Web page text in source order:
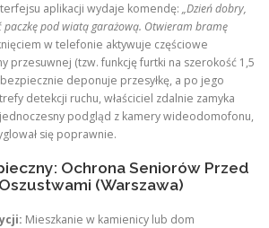
aplikacji wydaje komendę: „Dzień dobry,
paczkę pod wiatą garażową. Otwieram bramę
w telefonie aktywuje częściowe
przesuwnej (tzw. funkcję furtki na szerokość 1,5
deponuje przesyłkę, a po jego
detekcji ruchu, właściciel zdalnie zamyka
podgląd z kamery wideodomofonu,
się poprawnie.
Ochrona Seniorów Przed
(Warszawa)
Mieszkanie w kamienicy lub dom